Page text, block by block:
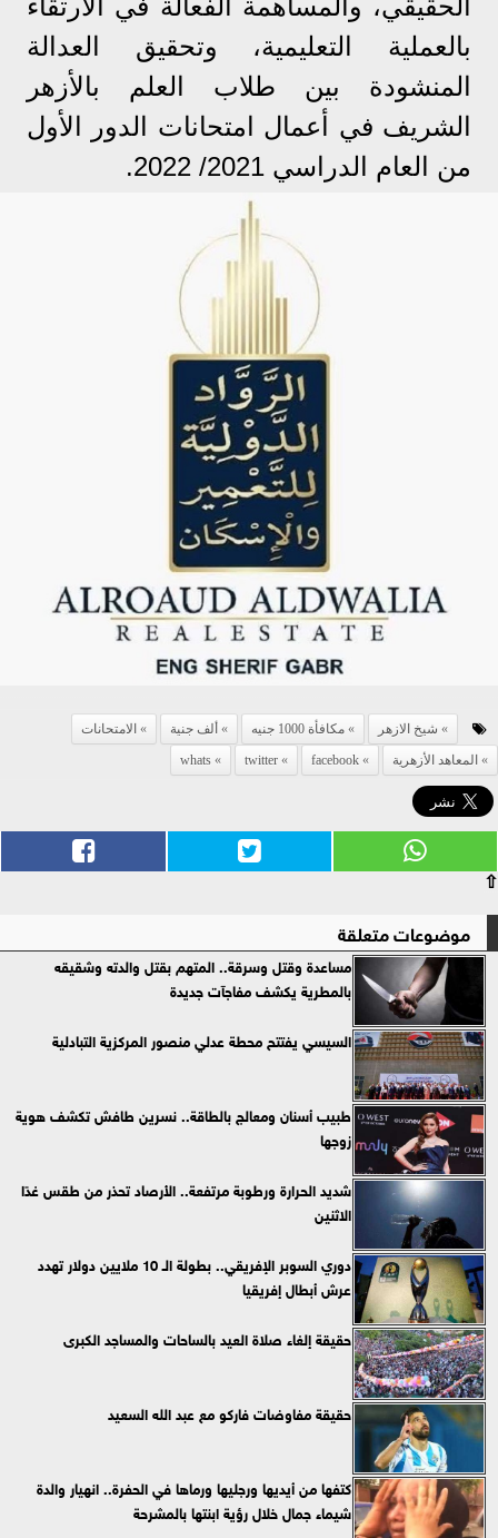
الحقيقي، والمساهمة الفعالة في الارتقاء
بالعملية التعليمية، وتحقيق العدالة
المنشودة بين طلاب العلم بالأزهر
الشريف في أعمال امتحانات الدور الأول
من العام الدراسي 2021/ 2022.
شيخ الازهر مكافأة 1000 جنيه ألف جنية
الامتحانات
المعاهد الأزهرية
facebook
twitter
whats
⇧
موضوعات متعلقة
مساعدة وقتل وسرقة.. المتهم بقتل والدته وشقيقه
بالمطرية يكشف مفاجآت جديدة
السيسي يفتتح محطة عدلي منصور المركزية التبادلية
طبيب أسنان ومعالج بالطاقة.. نسرين طافش تكشف هوية
زوجها
شديد الحرارة ورطوبة مرتفعة.. الأرصاد تحذر من طقس غدًا
الاثنين
دوري السوبر الإفريقي.. بطولة الـ 10 ملايين دولار تهدد
عرش أبطال إفريقيا
حقيقة إلغاء صلاة العيد بالساحات والمساجد الكبرى
حقيقة مفاوضات فاركو مع عبد الله السعيد
كتفها من أيديها ورجليها ورماها في الحفرة.. انهيار والدة
شيماء جمال خلال رؤية ابنتها بالمشرحة